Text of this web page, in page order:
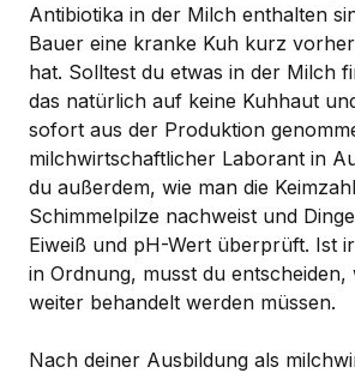
Antibiotika in der Milch enthalten
Bauer eine kranke Kuh kurz
hat. Solltest du etwas in der Milch
das natürlich auf keine Kuhhaut
sofort aus der Produktion
milchwirtschaftlicher Laborant in
du außerdem, wie man die
Schimmelpilze nachweist und
Eiweiß und pH-Wert überprüft. Ist
in Ordnung, musst du entscheiden,
weiter behandelt werden müssen.
Nach deiner Ausbildung als